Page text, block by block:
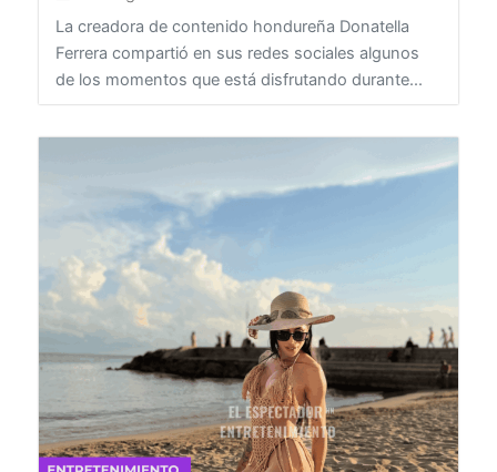
7 de agosto de 2026 ENTRETENIMIENTO
La creadora de contenido hondureña Donatella
Ferrera compartió en sus redes sociales algunos
de los momentos que está disfrutando durante...